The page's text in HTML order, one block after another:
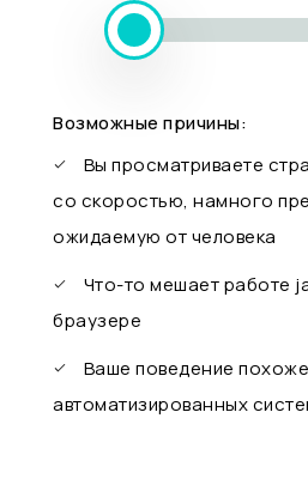
Возможные причины:
Вы просматриваете
со скоростью, намного
ожидаемую от человека
Что-то мешает работе
браузере
Ваше поведение
автоматизированных